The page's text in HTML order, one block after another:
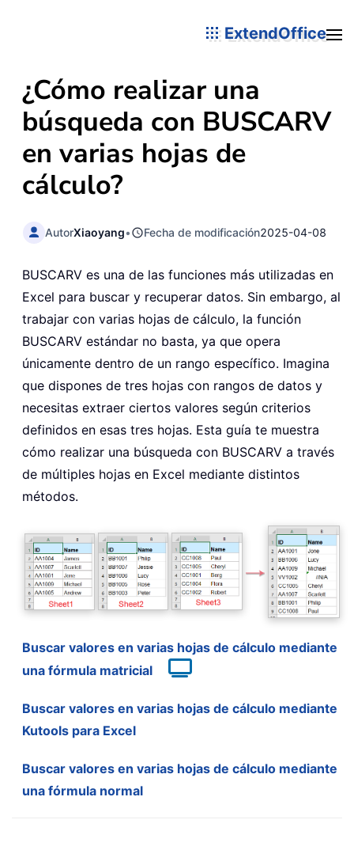
ExtendOffice
¿Cómo realizar una
búsqueda con BUSCARV
en varias hojas de
cálculo?
AutorXiaoyang• Fecha de modificación2025-04-08
BUSCARV es una de las funciones más utilizadas en
Excel para buscar y recuperar datos. Sin embargo, al
trabajar con varias hojas de cálculo, la función
BUSCARV estándar no basta, ya que opera
únicamente dentro de un rango específico. Imagina
que dispones de tres hojas con rangos de datos y
necesitas extraer ciertos valores según criterios
definidos en esas tres hojas. Esta guía te muestra
cómo realizar una búsqueda con BUSCARV a través
de múltiples hojas en Excel mediante distintos
métodos.
Buscar valores en varias hojas de cálculo mediante
una fórmula matricial
Buscar valores en varias hojas de cálculo mediante
Kutools para Excel
Buscar valores en varias hojas de cálculo mediante
una fórmula normal